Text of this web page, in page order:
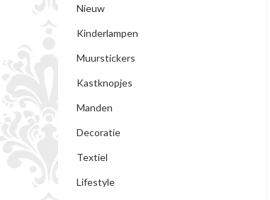
Nieuw
Kinderlampen
Muurstickers
Kastknopjes
Manden
Decoratie
Textiel
Lifestyle